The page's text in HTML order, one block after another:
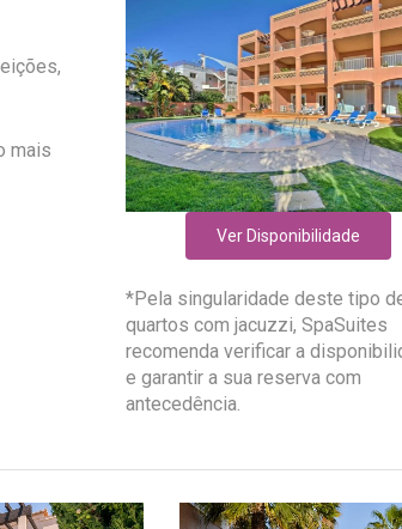
mais
Ver Disponibilidade
*Pela singularidade deste tipo
quartos com jacuzzi, SpaSuites
recomenda verificar a
e garantir a sua reserva com
antecedência.